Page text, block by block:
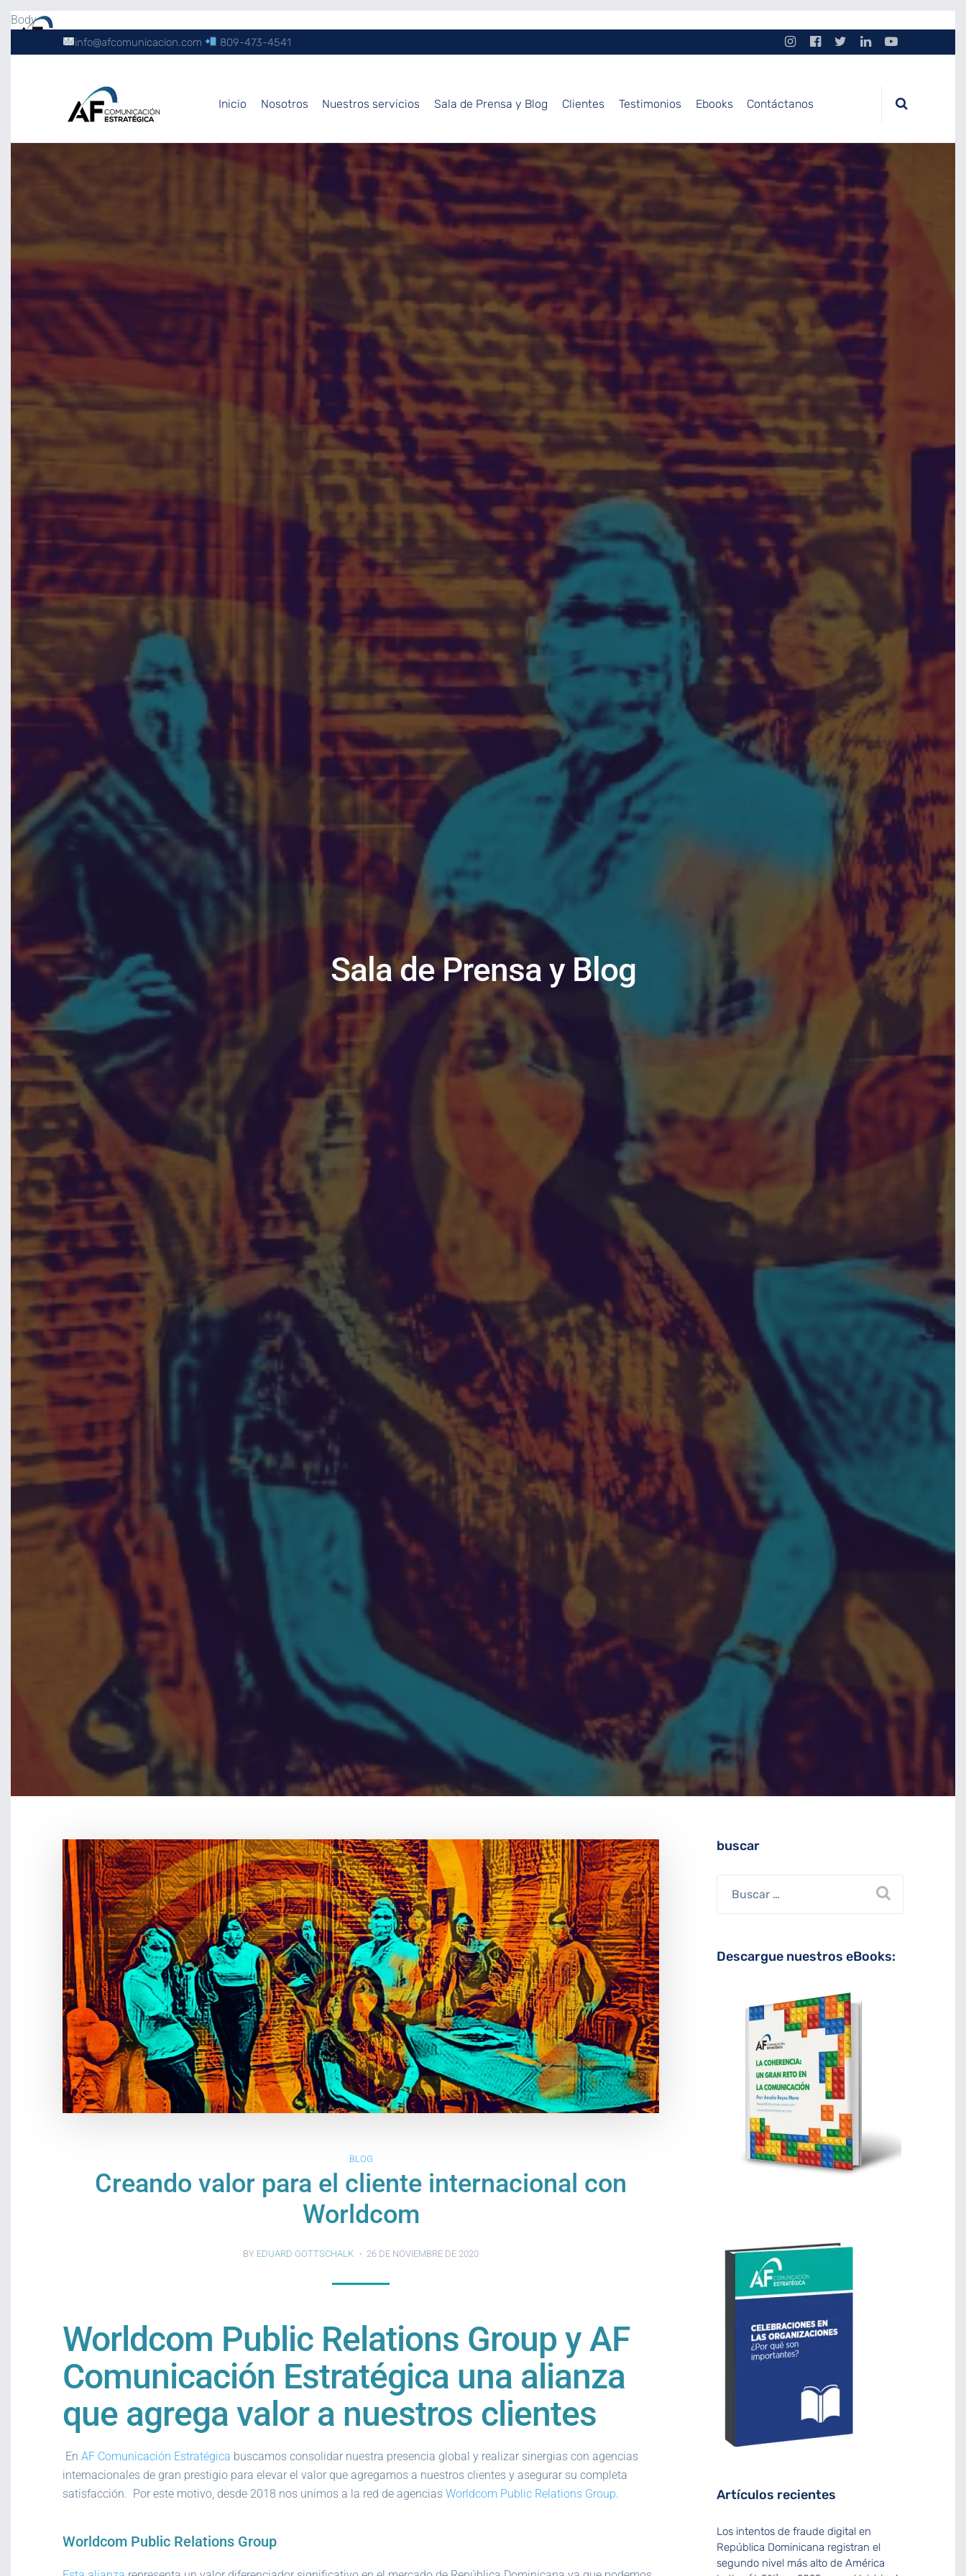
Body
info@afcomunicacion.com 809-473-4541
Inicio Nosotros Nuestros servicios Sala de Prensa y Blog Clientes Testimonios Ebooks Contáctanos
Sala de Prensa y Blog
BLOG
Creando valor para el cliente internacional con
Worldcom
BY EDUARD GOTTSCHALK 26 DE NOVIEMBRE DE 2020
Worldcom Public Relations Group y AF
Comunicación Estratégica una alianza
que agrega valor a nuestros clientes
En AF Comunicación Estratégica buscamos consolidar nuestra presencia global y realizar sinergias con agencias
internacionales de gran prestigio para elevar el valor que agregamos a nuestros clientes y asegurar su completa
satisfacción. Por este motivo, desde 2018 nos unimos a la red de agencias Worldcom Public Relations Group.
Worldcom Public Relations Group
buscar
Descargue nuestros eBooks:
Artículos recientes
Los intentos de fraude digital en
República Dominicana registran el
segundo nivel más alto de América